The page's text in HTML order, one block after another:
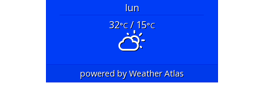
lun
32°C/ 15°C
powered byWeather Atlas